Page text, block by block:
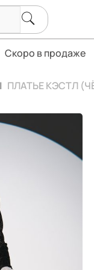
Скоро в продаже
ПЛАТЬЕ КЭСТЛ